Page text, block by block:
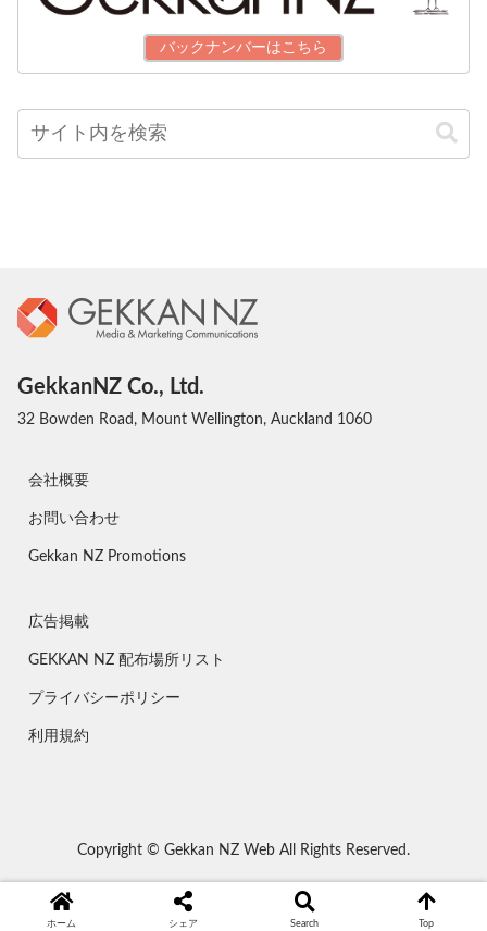
バックナンバーはこちら
GekkanNZ Co., Ltd.
32 Bowden Road, Mount Wellington, Auckland 1060
会社概要
お問い合わせ
Gekkan NZ Promotions
広告掲載
GEKKAN NZ 配布場所リスト
プライバシーポリシー
利用規約
Copyright © Gekkan NZ Web All Rights Reserved.
ホーム シェア Search Top